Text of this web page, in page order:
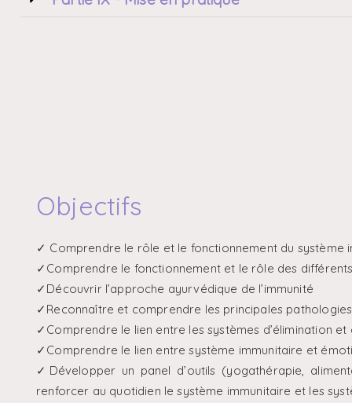
Objectifs
✓ Comprendre le rôle et le fonctionnement du système
✓Comprendre le fonctionnement et le rôle des
✓Découvrir l’approche ayurvédique de l’immunité
✓Reconnaître et comprendre les principales
✓Comprendre le lien entre les systèmes d’élimination
✓Comprendre le lien entre système immunitaire et
✓Développer un panel d’outils (yogathérapie,
renforcer au quotidien le système immunitaire et les